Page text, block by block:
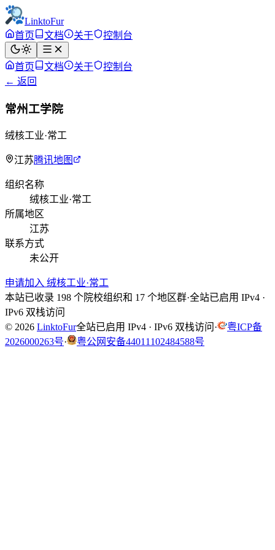
LinktoFur
首页
文档 关于 控制台
首页 文档 关于
控制台
← 返回
常州工学院
绒核工业·常工
江苏腾讯地图
组织名称
绒核工业·常工
所属地区
江苏
联系方式
未公开
申请加入 绒核工业·常工
本站已收录 198 个院校组织和 17 个地区群·全站已启用 IPv4 ·
IPv6 双栈访问
© 2026 LinktoFur全站已启用 IPv4 · IPv6 双栈访问 ·
粤ICP备
2026000263号· 粤公网安备44011102484588号